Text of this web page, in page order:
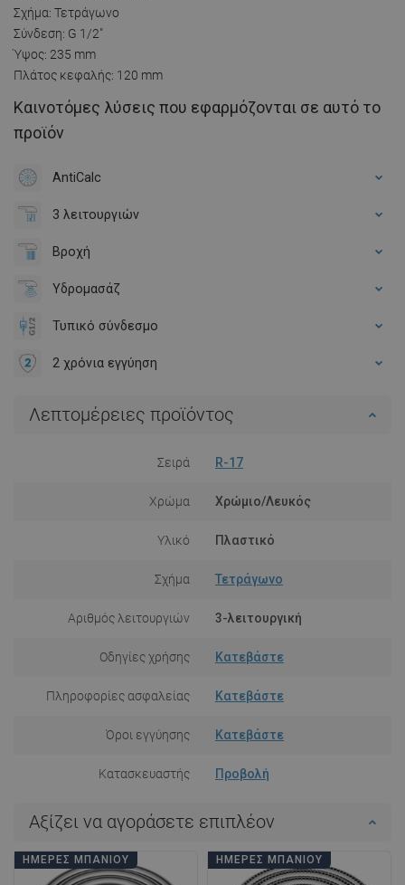
Σχήμα: Τετράγωνο
Σύνδεση: G 1/2"
Ύψος: 235 mm
Πλάτος κεφαλής: 120 mm
Καινοτόμες λύσεις που εφαρμόζονται σε αυτό το
προϊόν
AntiCalc
3 λειτουργιών
Βροχή
Υδρομασάζ
Τυπικό σύνδεσμο
2 χρόνια εγγύηση
Λεπτομέρειες προϊόντος
Σειρά R-17
Χρώμα Χρώμιο/Λευκός
Υλικό Πλαστικό
Σχήμα Τετράγωνο
Αριθμός λειτουργιών 3-λειτουργική
Οδηγίες χρήσης Κατεβάστε
Πληροφορίες ασφαλείας Κατεβάστε
Όροι εγγύησης Κατεβάστε
Κατασκευαστής Προβολή
Αξίζει να αγοράσετε επιπλέον
ΗΜΈΡΕΣ ΜΠΆΝΙΟΥ ΗΜΈΡΕΣ ΜΠΆΝΙΟΥ